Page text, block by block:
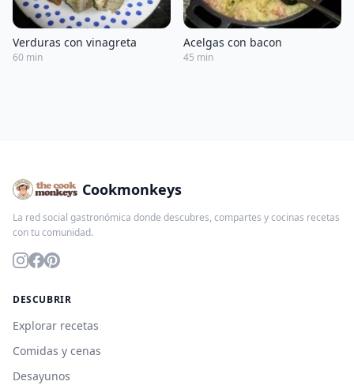
Verduras con vinagreta
60 min
Acelgas con bacon
45 min
Cookmonkeys
La red social gastronómica donde descubres, compartes y cocinas recetas
con tu comunidad.
DESCUBRIR
Explorar recetas
Comidas y cenas
Desayunos